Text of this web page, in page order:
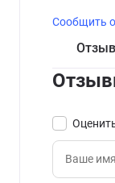
Сообщить